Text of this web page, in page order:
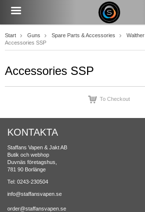
Start Guns Spare Parts & Accessories Walther
Accessories SSP
Accessories SSP
To Checkout
KONTAKTA
Staffans Vapen & Jakt AB
Butik och webhop
Duvnäs företagshus,
781 90 Borlänge
Tel: 0243-230504
info@staffansvapen.se
order@staffansvapen.se